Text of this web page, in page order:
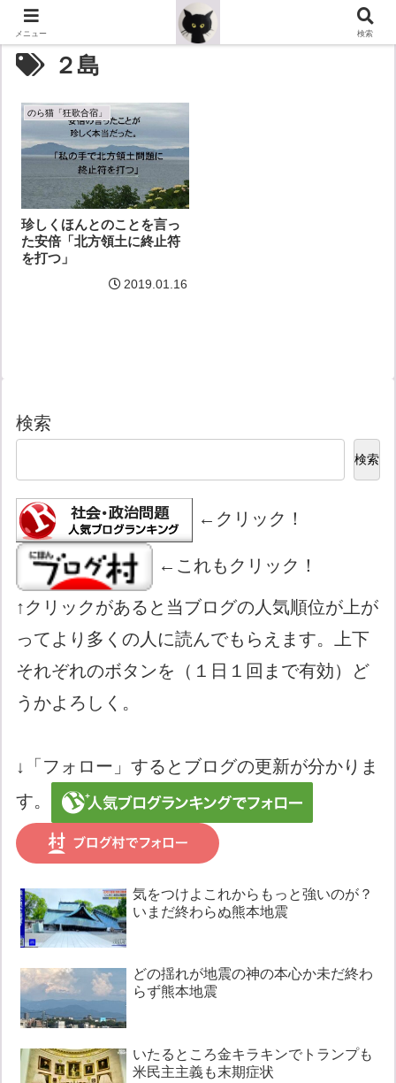
２島
のら猫「狂歌合宿」
珍しくほんとのことを言っ
た安倍「北方領土に終止符
を打つ」
2019.01.16
検索
検索
←クリック！
←これもクリック！
↑クリックがあると当ブログの人気順位が上が
ってより多くの人に読んでもらえます。上下
それぞれのボタンを（１日１回まで有効）ど
うかよろしく。
↓「フォロー」するとブログの更新が分かりま
す。
気をつけよこれからもっと強いのが？
いまだ終わらぬ熊本地震
どの揺れが地震の神の本心か未だ終わ
らず熊本地震
いたるところ金キラキンでトランプも
米民主主義も末期症状
メニュー 検索